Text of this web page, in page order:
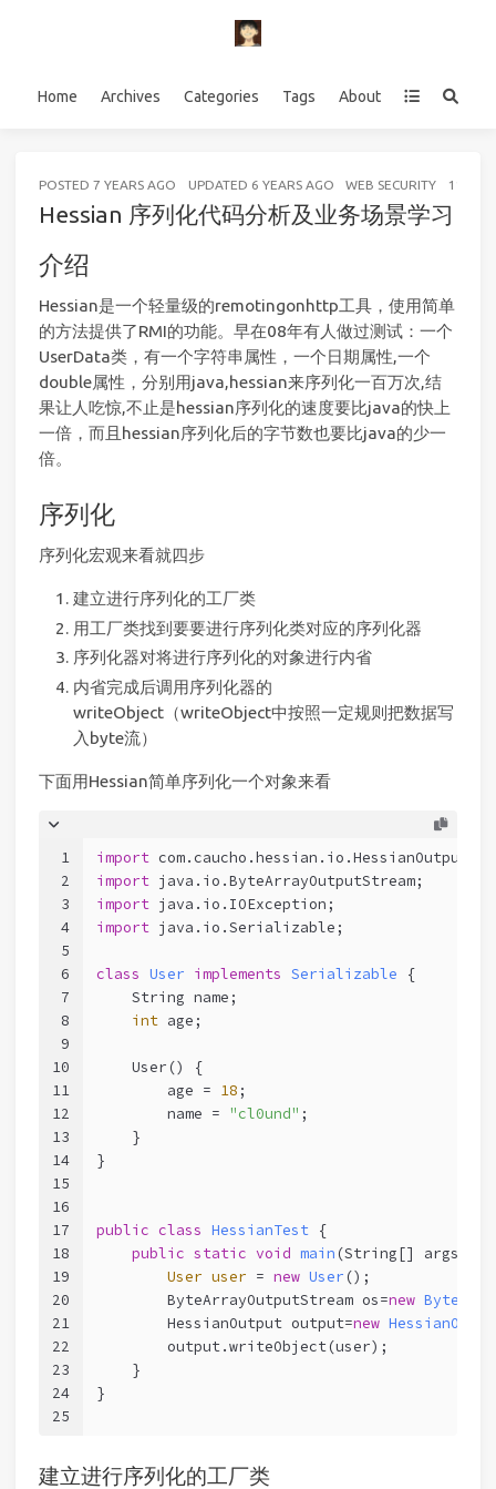
Home Archives Categories Tags About
POSTED 7 YEARS AGO UPDATED 6 YEARS AGO WEB SECURITY 11
Hessian 序列化代码分析及业务场景学习
介绍
Hessian是一个轻量级的remotingonhttp工具，使用简单
的方法提供了RMI的功能。早在08年有人做过测试：一个
UserData类，有一个字符串属性，一个日期属性,一个
double属性，分别用java,hessian来序列化一百万次,结
果让人吃惊,不止是hessian序列化的速度要比java的快上
一倍，而且hessian序列化后的字节数也要比java的少一
倍。
序列化
序列化宏观来看就四步
建立进行序列化的工厂类
用工厂类找到要要进行序列化类对应的序列化器
序列化器对将进行序列化的对象进行内省
内省完成后调用序列化器的
writeObject（writeObject中按照一定规则把数据写
入byte流）
下面用Hessian简单序列化一个对象来看
1
2
3
4
5
6
7
8
9
10
11
12
13
14
15
16
17
18
19
20
21
22
23
24
25
import com.caucho.hessian.io.HessianOutput;
import java.io.ByteArrayOutputStream;
import java.io.IOException;
import java.io.Serializable;
class User implements Serializable {
    String name;
int age;
    User() {
        age =
18 ;
        name =
"cl0und" ;
    }
}
public class HessianTest {
public static void main (String[] args)
User user = new User ();
        ByteArrayOutputStream os=
new
        HessianOutput output=
new
        output.writeObject(user);
    }
}
建立进行序列化的工厂类